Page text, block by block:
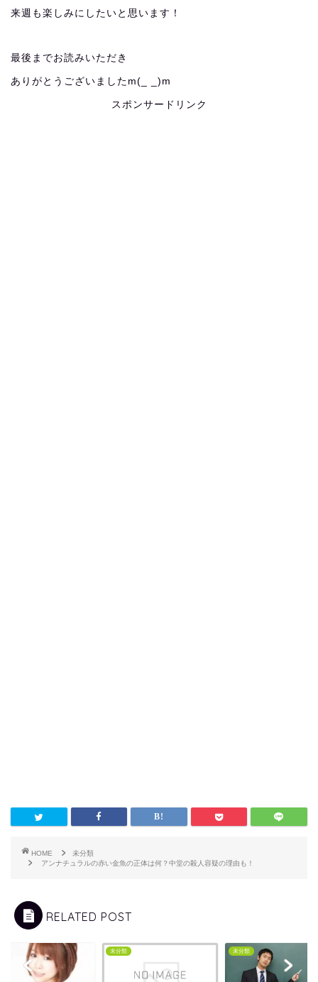
来週も楽しみにしたいと思います！
最後までお読みいただき
ありがとうございましたm(_ _)m
スポンサードリンク
HOME
未分類
アンナチュラルの赤い金魚の正体は何？中堂の殺人容疑の理由も！
RELATED POST
未分類 未分類